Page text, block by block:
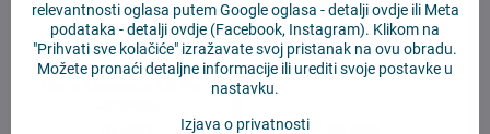
4Robot sredstvo za
čišćenje za robotske
usisavače s mopom
Pure Essence 20 ml –
Prijelazna letvica za
Robotski usisivač
relevantnosti oglasa putem Google oglasa -detalji ovdjeili Meta
podataka -detalji ovdje (Facebook, Instagram). Klikom na
"Prihvati sve kolačiće" izražavate svoj pristanak na ovu obradu.
Možete pronaći detaljne informacije ili urediti svoje postavke u
nastavku.
Izjava o privatnosti